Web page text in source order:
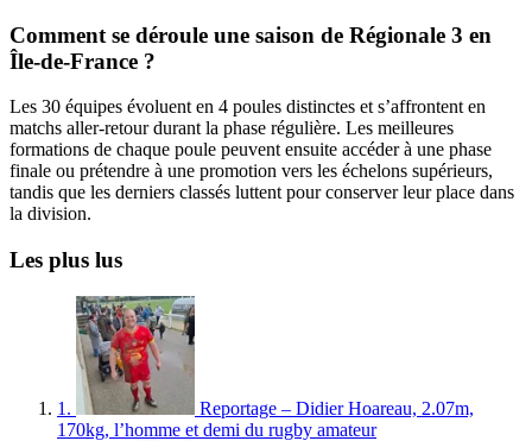
Comment se déroule une saison de Régionale 3 en
Île-de-France ?
Les 30 équipes évoluent en 4 poules distinctes et s’affrontent en
matchs aller-retour durant la phase régulière. Les meilleures
formations de chaque poule peuvent ensuite accéder à une phase
finale ou prétendre à une promotion vers les échelons supérieurs,
tandis que les derniers classés luttent pour conserver leur place dans
la division.
Les plus lus
1.
Reportage – Didier Hoareau, 2.07m,
170kg, l’homme et demi du rugby amateur